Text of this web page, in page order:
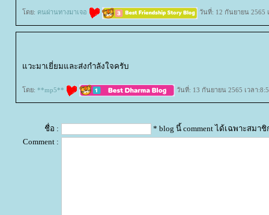
ดย: คนผ่านทางมาเจอ วันที่: 12 กันยายน 2565
วะมาเยี่ยมและส่งกำลังใจครับ
ดย: **mp5** วันที่: 13 กันยายน 2565 เวลา
ชื่อ :
* blog นี้ comment ได้เฉพาะสมาชิ
Comment :